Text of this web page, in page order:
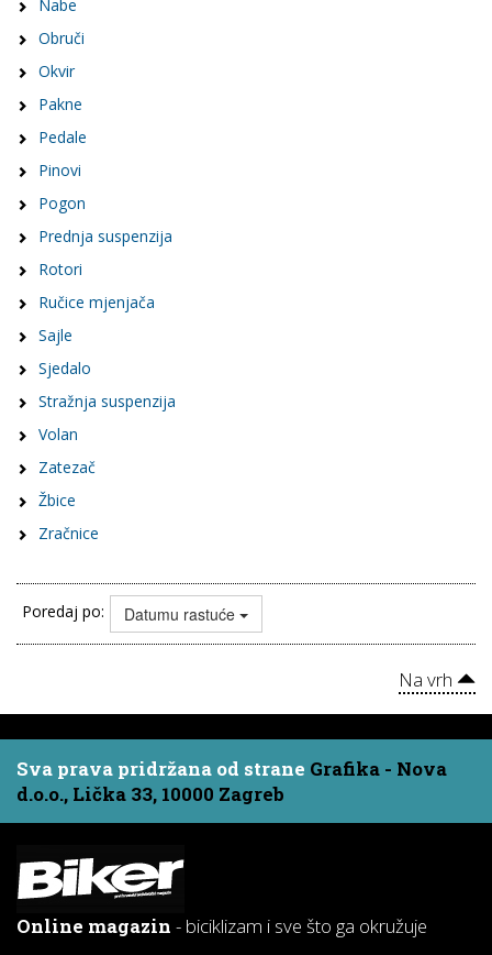
Nabe
Obruči
Okvir
Pakne
Pedale
Pinovi
Pogon
Prednja suspenzija
Rotori
Ručice mjenjača
Sajle
Sjedalo
Stražnja suspenzija
Volan
Zatezač
Žbice
Zračnice
Poredaj po: Datumu rastuće
Na vrh
Sva prava pridržana od strane Grafika - Nova
d.o.o., Lička 33, 10000 Zagreb
Online magazin - biciklizam i sve što ga okružuje